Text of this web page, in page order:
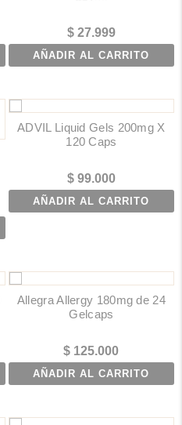
$27.999
AÑADIR AL CARRITO
ADVIL Liquid Gels 200mg X
120 Caps
$99.000
AÑADIR AL CARRITO
Allegra Allergy 180mg de 24
Gelcaps
$ 125.000
AÑADIR AL CARRITO